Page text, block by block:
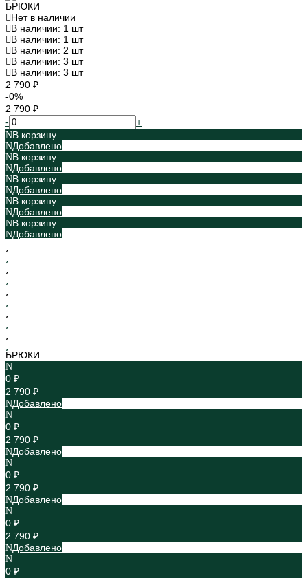
БРЮКИ
Нет в наличии
В наличии: 1 шт
В наличии: 1 шт
В наличии: 2 шт
В наличии: 3 шт
В наличии: 3 шт
2 790 ₽
-0%
2 790 ₽
-
+
В корзину
Добавлено
В корзину
Добавлено
В корзину
Добавлено
В корзину
Добавлено
В корзину
Добавлено
БРЮКИ
0 ₽
2 790 ₽
Добавлено
0 ₽
2 790 ₽
Добавлено
0 ₽
2 790 ₽
Добавлено
0 ₽
2 790 ₽
Добавлено
0 ₽